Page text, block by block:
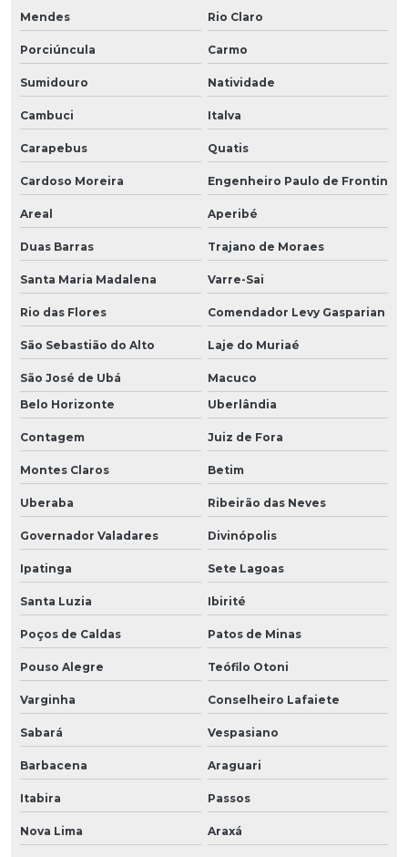
Mendes Rio Claro
Porciúncula Carmo
Sumidouro Natividade
Cambuci Italva
Carapebus Quatis
Cardoso Moreira Engenheiro Paulo de Frontin
Areal Aperibé
Duas Barras Trajano de Moraes
Santa Maria Madalena Varre-Sai
Rio das Flores Comendador Levy Gasparian
São Sebastião do Alto Laje do Muriaé
São José de Ubá
Macuco
Belo Horizonte
Uberlândia
Contagem Juiz de Fora
Montes Claros Betim
Uberaba Ribeirão das Neves
Governador Valadares Divinópolis
Ipatinga Sete Lagoas
Santa Luzia Ibirité
Poços de Caldas Patos de Minas
Pouso Alegre Teófilo Otoni
Varginha Conselheiro Lafaiete
Sabará Vespasiano
Barbacena Araguari
Itabira Passos
Nova Lima Araxá